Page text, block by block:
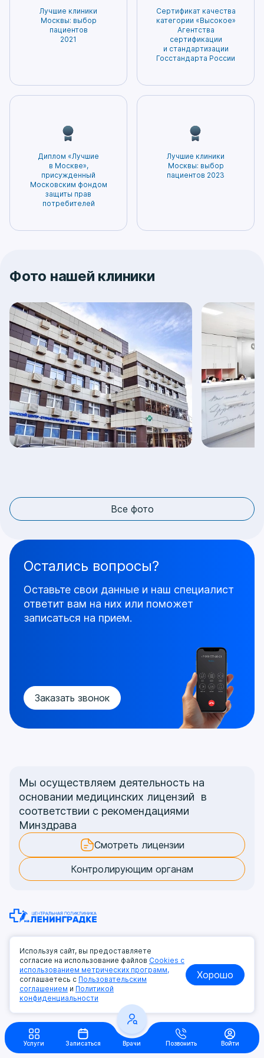
– залог точной диагностики и эффективного
лечения. Нам доверяют нам самое ценное –
здоровье. Мы гордимся тем, что заслужили
доверие и признание наших пациентов!
вероятность возникновения побочных
эффектов. Благодаря этому пациенты могут
быть уверены в том, что получаемое
лечение будет наиболее безопасным и
Лучшие клиники
Москвы: выбор
пациентов
2021
Сертификат качества
категории «Высокое»
Агентства
сертификации
и стандартизации
Госстандарта России
Диплом «Лучшие
в Москве»,
присужденный
Московским фондом
защиты прав
потребителей
Лучшие клиники
Москвы: выбор
пациентов 2023
Фото нашей клиники
Все фото
Заказать звонок
Остались вопросы?
Оставьте свои данные и наш специалист
ответит вам на них или поможет
записаться на прием.
Мы осуществляем деятельность на
основании медицинских лицензий в
соответствии с рекомендациями
Минздрава
Смотреть лицензии
Контролирующим органам
Другие клиники:
Детская клиника
8 (999) 777-60-01
Услуги Записаться Врачи Позвонить Войти
Используя сайт, вы предоставляете
согласие на использование файлов Cookies с
использованием метрических программ,
соглашаетесь с Пользовательским
соглашением и Политикой
конфиденциальности
Хорошо